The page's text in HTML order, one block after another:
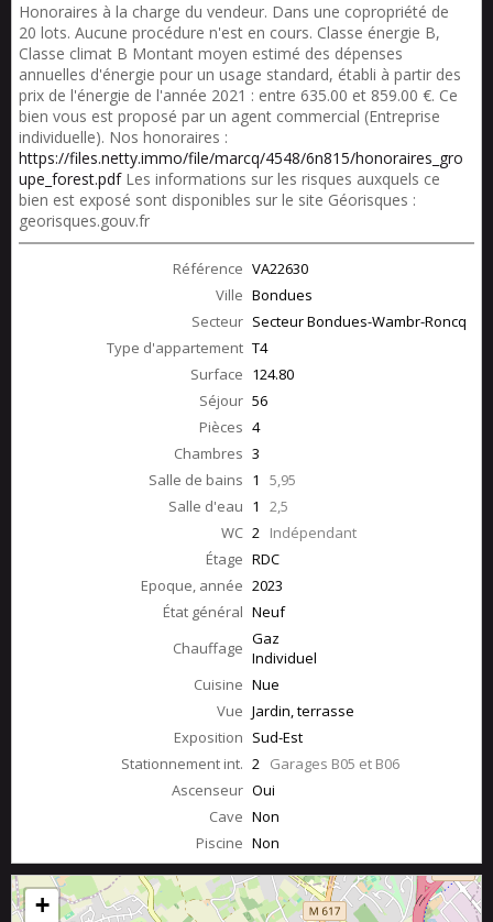
Honoraires à la charge du vendeur. Dans une copropriété de
20 lots. Aucune procédure n'est en cours. Classe énergie B,
Classe climat B Montant moyen estimé des dépenses
annuelles d'énergie pour un usage standard, établi à partir des
prix de l'énergie de l'année 2021 : entre 635.00 et 859.00 €. Ce
bien vous est proposé par un agent commercial (Entreprise
individuelle). Nos honoraires :
https://files.netty.immo/file/marcq/4548/6n815/honoraires_gro
upe_forest.pdfLes informations sur les risques auxquels ce
bien est exposé sont disponibles sur le site Géorisques :
georisques.gouv.fr
Référence VA22630
Ville Bondues
Secteur Secteur Bondues-Wambr-Roncq
Type d'appartement T4
Surface 124.80
Séjour 56
Pièces 4
Chambres 3
Salle de bains 1 5,95
Salle d'eau 1 2,5
WC 2 Indépendant
Étage RDC
Epoque, année 2023
État général Neuf
Chauffage Gaz
Individuel
Cuisine Nue
Vue Jardin, terrasse
Exposition Sud-Est
Stationnement int. 2 Garages B05 et B06
Ascenseur Oui
Cave Non
Piscine Non
+